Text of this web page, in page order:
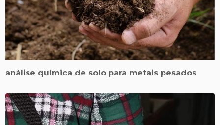
análise química de solo para metais pesados